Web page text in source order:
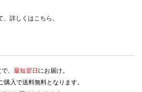
詳しくはこちら。
、 最短翌日 にお届け。
購入で送料無料となります。